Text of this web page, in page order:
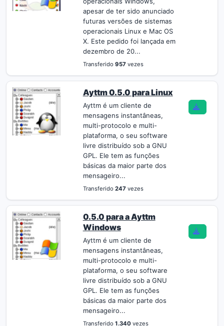
apesar de ter sido anunciado
futuras versões de sistemas
operacionais Linux e Mac OS
X. Este pedido foi lançada em
dezembro de 20...
Transferido 957vezes
Ayttm 0.5.0 para Linux
Ayttm é um cliente de
mensagens instantâneas,
multi-protocolo e multi-
plataforma, o seu software
livre distribuído sob a GNU
GPL. Ele tem as funções
básicas da maior parte dos
mensageiro...
Transferido 247vezes
0.5.0 para a Ayttm
Windows
Ayttm é um cliente de
mensagens instantâneas,
multi-protocolo e multi-
plataforma, o seu software
livre distribuído sob a GNU
GPL. Ele tem as funções
básicas da maior parte dos
mensageiro...
Transferido 1.340vezes